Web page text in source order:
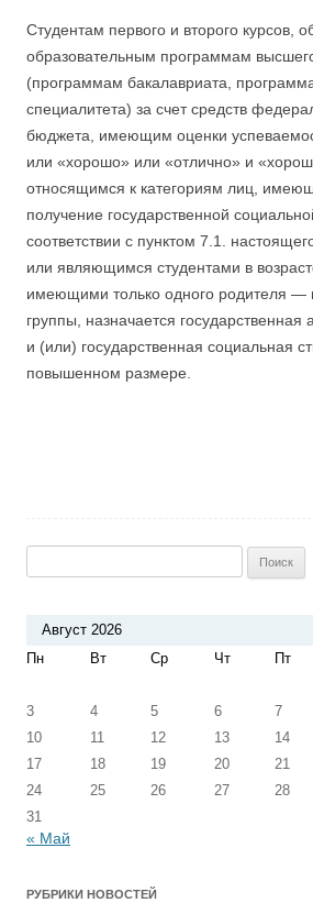
Студентам первого и второго курсов,
образовательным программам
(программам бакалавриата,
специалитета) за счет средств
бюджета, имеющим оценки
или «хорошо» или «отлично» и
относящимся к категориям лиц,
получение государственной
соответствии с пунктом 7.1.
или являющимся студентами в
имеющими только одного родителя —
группы, назначается государственная
и (или) государственная социальная
повышенном размере.
Август 2026
Пн
Вт Ср Чт Пт
3
4 5 6 7
10
11 12 13 14
17
18 19 20 21
24
25 26 27 28
31
« Май
РУБРИКИ НОВОСТЕЙ